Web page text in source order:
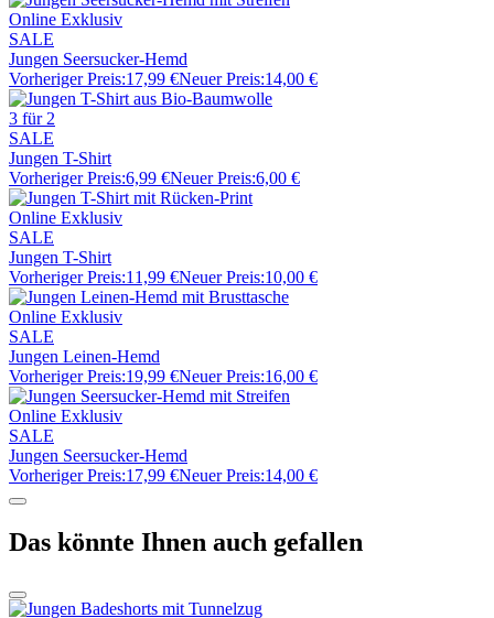
Online Exklusiv
SALE
Jungen Seersucker-Hemd
Vorheriger Preis:17,99 €Neuer Preis:14,00 €
3 für 2
SALE
Jungen T-Shirt
Vorheriger Preis:6,99 €Neuer Preis:6,00 €
Online Exklusiv
SALE
Jungen T-Shirt
Vorheriger Preis:11,99 €Neuer Preis:10,00 €
Online Exklusiv
SALE
Jungen Leinen-Hemd
Vorheriger Preis:19,99 €Neuer Preis:16,00 €
Online Exklusiv
SALE
Jungen Seersucker-Hemd
Vorheriger Preis:17,99 €Neuer Preis:14,00 €
Das könnte Ihnen auch gefallen